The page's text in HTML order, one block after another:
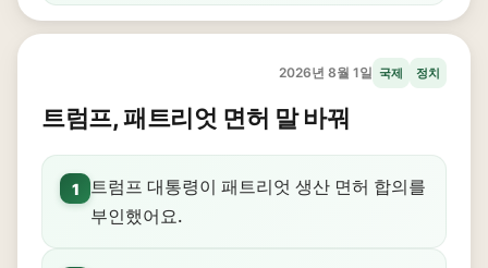
2026년 8월 1일 국제 정치
트럼프, 패트리엇 면허 말 바꿔
1
트럼프 대통령이 패트리엇 생산 면허 합의를
부인했어요.